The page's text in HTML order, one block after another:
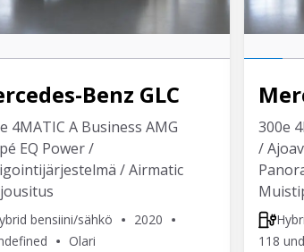
Benz GLC
4MATIC A Business AMG
EQ Power /
/ Airmatic
bensiini/sähkö
2020
Olari
300e
/
118